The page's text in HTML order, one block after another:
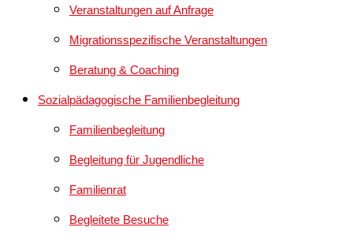
Veranstaltungen auf Anfrage
Migrationsspezifische Veranstaltungen
Beratung & Coaching
Sozialpädagogische Familienbegleitung
Familienbegleitung
Begleitung für Jugendliche
Familienrat
Begleitete Besuche